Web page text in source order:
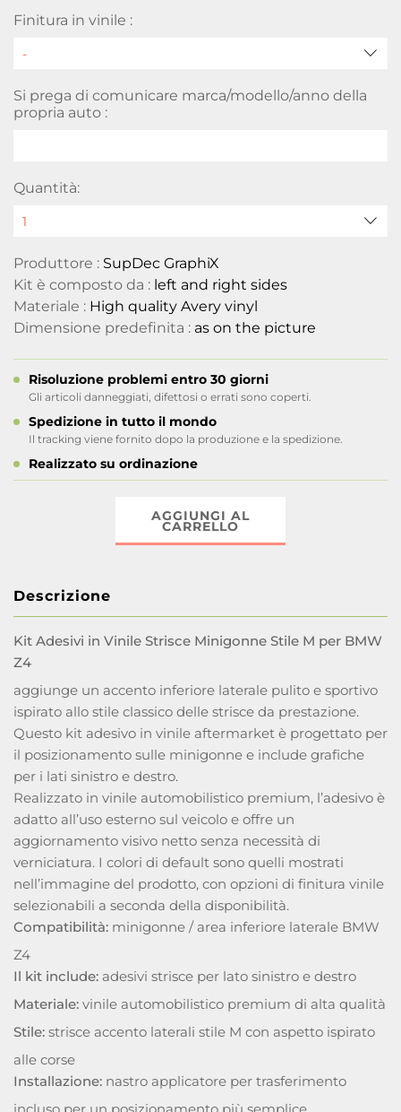
Finitura in vinile :
Si prega di comunicare marca/modello/anno della
propria auto :
Quantità:
Produttore : SupDec GraphiX
Kit è composto da : left and right sides
Materiale : High quality Avery vinyl
Dimensione predefinita : as on the picture
Risoluzione problemi entro 30 giorni
Gli articoli danneggiati, difettosi o errati sono coperti.
Spedizione in tutto il mondo
Il tracking viene fornito dopo la produzione e la spedizione.
Realizzato su ordinazione
AGGIUNGI AL
CARRELLO
Descrizione
Kit Adesivi in Vinile Strisce Minigonne Stile M per BMW
Z4
aggiunge un accento inferiore laterale pulito e sportivo
ispirato allo stile classico delle strisce da prestazione.
Questo kit adesivo in vinile aftermarket è progettato per
il posizionamento sulle minigonne e include grafiche
per i lati sinistro e destro.
Realizzato in vinile automobilistico premium, l’adesivo è
adatto all’uso esterno sul veicolo e offre un
aggiornamento visivo netto senza necessità di
verniciatura. I colori di default sono quelli mostrati
nell’immagine del prodotto, con opzioni di finitura vinile
selezionabili a seconda della disponibilità.
Compatibilità: minigonne / area inferiore laterale BMW
Z4
Il kit include: adesivi strisce per lato sinistro e destro
Materiale: vinile automobilistico premium di alta qualità
Stile: strisce accento laterali stile M con aspetto ispirato
alle corse
Installazione: nastro applicatore per trasferimento